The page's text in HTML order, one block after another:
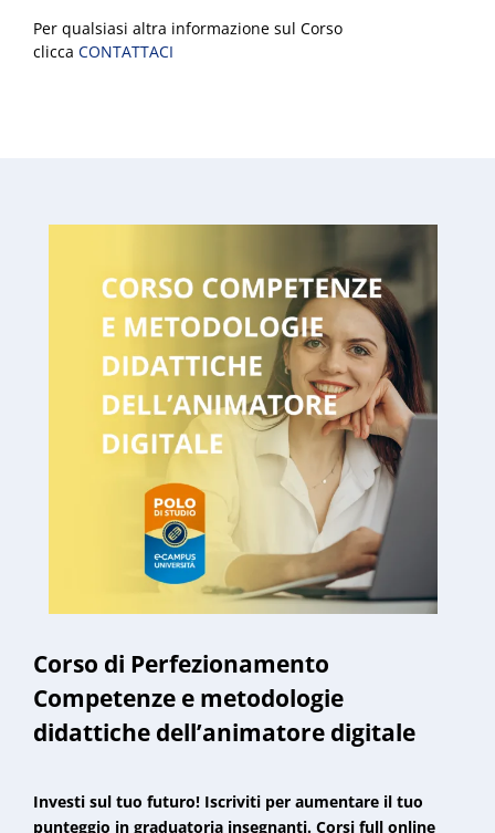
Per qualsiasi altra informazione sul Corso
clicca CONTATTACI
Corso di Perfezionamento
Competenze e metodologie
didattiche dell’animatore digitale
Investi sul tuo futuro! Iscriviti per aumentare il tuo
punteggio in graduatoria insegnanti. Corsi full online